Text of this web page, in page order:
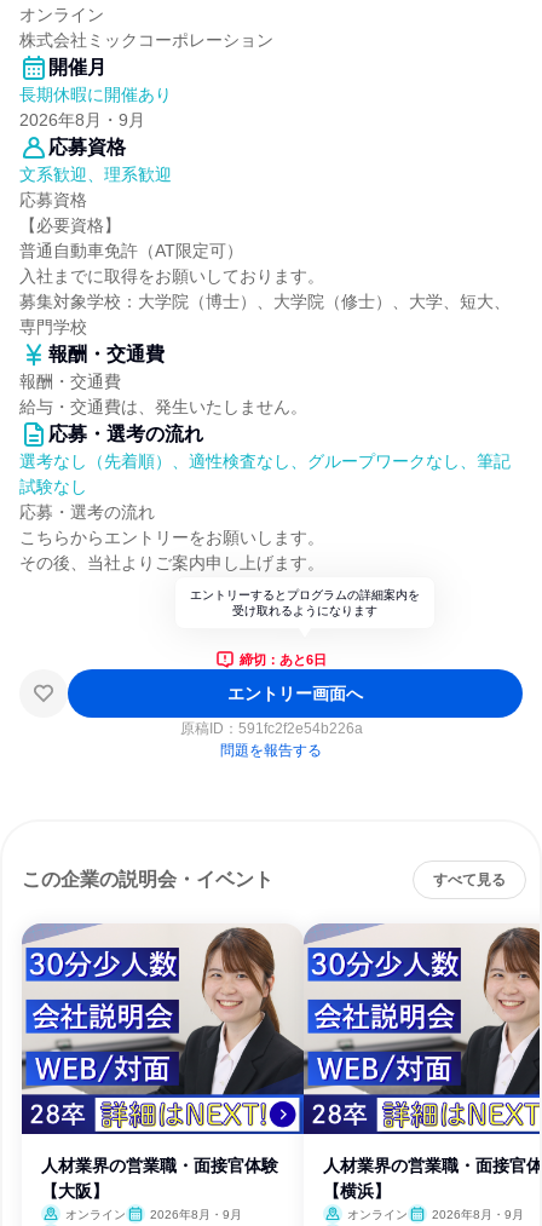
オンライン
株式会社ミックコーポレーション
開催月
長期休暇に開催あり
2026年8月・9月
応募資格
文系歓迎、理系歓迎
応募資格
【必要資格】
普通自動車免許（AT限定可）
入社までに取得をお願いしております。
募集対象学校：大学院（博士）、大学院（修士）、大学、短大、
専門学校
報酬・交通費
報酬・交通費
給与・交通費は、発生いたしません。
応募・選考の流れ
選考なし（先着順）、適性検査なし、グループワークなし、筆記
試験なし
応募・選考の流れ
こちらからエントリーをお願いします。
その後、当社よりご案内申し上げます。
エントリーするとプログラムの詳細案内を
受け取れるようになります
締切：あと6日
エントリー画面へ
原稿ID： 591fc2f2e54b226a
問題を報告する
この企業の説明会・イベント すべて見る
人材業界の営業職・面接官体験
【大阪】
オンライン
2026年8月・9月
人材業界の営業職・面接官
【横浜】
オンライン
2026年8月・9月